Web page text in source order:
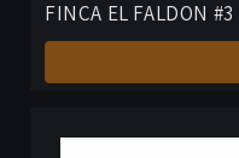
FINCA EL FALDON #3